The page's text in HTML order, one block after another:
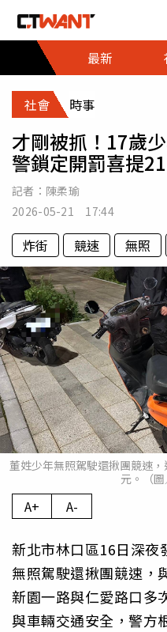
最新
社會 時事
才剛被抓！17歲
警鎖定開罰喜提
記者： 陳柔瑜
2026-05-21 17:44
炸街 競速 無照
董姓少年無照駕駛還揪團競速
元。（圖
A+ A-
新北市林口區16日深夜
無照駕駛還揪團競速，
新園一路與仁愛路口多
與車輛交通安全，警方